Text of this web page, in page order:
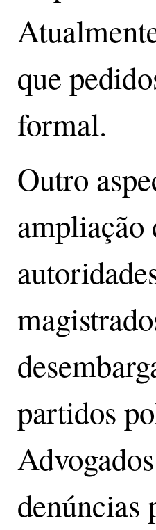
que
formal.
Outro
ampliação
partidos
denúncias